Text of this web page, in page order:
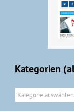
Kategorien
Kategorien
(alphabetisch)